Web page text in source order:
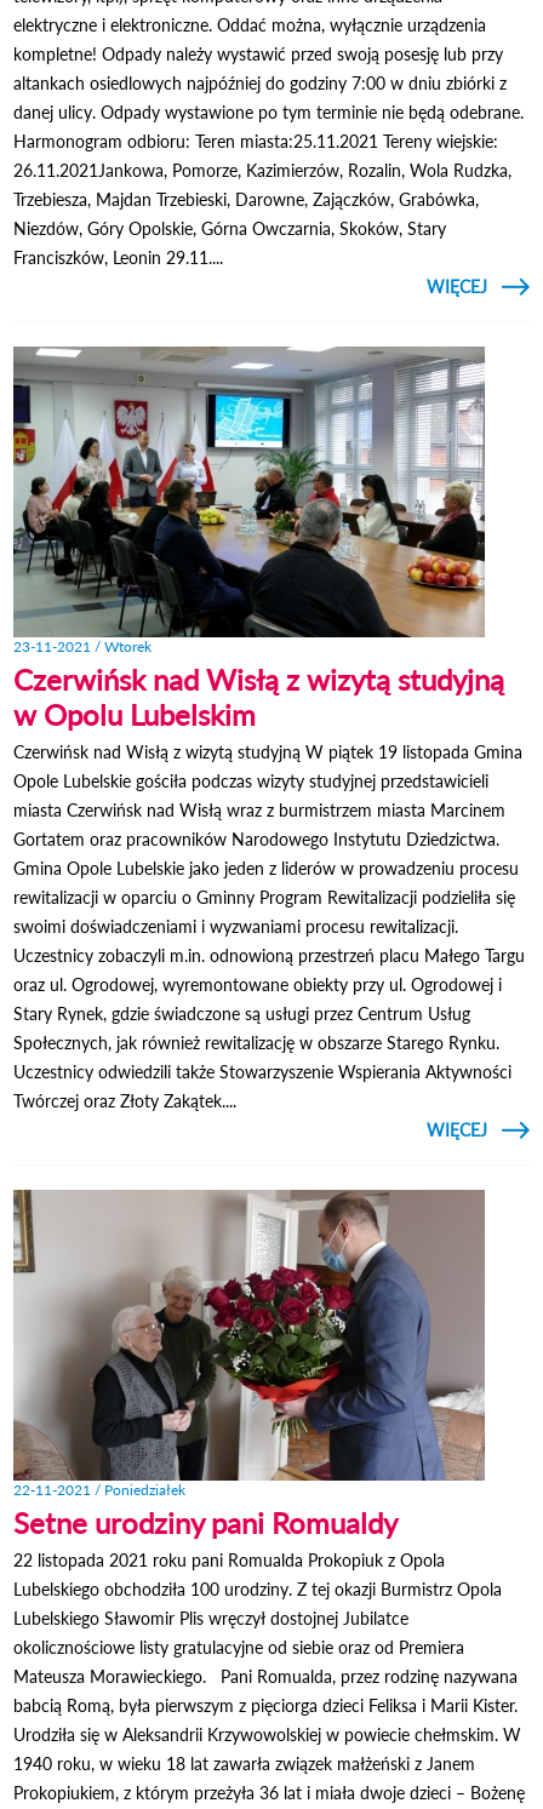
elektryczne i elektroniczne. Oddać można, wyłącznie urządzenia
kompletne! Odpady należy wystawić przed swoją posesję lub przy
altankach osiedlowych najpóźniej do godziny 7:00 w dniu zbiórki z
danej ulicy. Odpady wystawione po tym terminie nie będą odebrane.
Harmonogram odbioru: Teren miasta:25.11.2021 Tereny wiejskie:
26.11.2021Jankowa, Pomorze, Kazimierzów, Rozalin, Wola Rudzka,
Trzebiesza, Majdan Trzebieski, Darowne, Zajączków, Grabówka,
Niezdów, Góry Opolskie, Górna Owczarnia, Skoków, Stary
Franciszków, Leonin 29.11....
CZYTAJ
WIĘCEJ
23-11-2021 / Wtorek
Czerwińsk nad Wisłą z wizytą studyjną
w Opolu Lubelskim
Czerwińsk nad Wisłą z wizytą studyjną W piątek 19 listopada Gmina
Opole Lubelskie gościła podczas wizyty studyjnej przedstawicieli
miasta Czerwińsk nad Wisłą wraz z burmistrzem miasta Marcinem
Gortatem oraz pracowników Narodowego Instytutu Dziedzictwa.
Gmina Opole Lubelskie jako jeden z liderów w prowadzeniu procesu
rewitalizacji w oparciu o Gminny Program Rewitalizacji podzieliła się
swoimi doświadczeniami i wyzwaniami procesu rewitalizacji.
Uczestnicy zobaczyli m.in. odnowioną przestrzeń placu Małego Targu
oraz ul. Ogrodowej, wyremontowane obiekty przy ul. Ogrodowej i
Stary Rynek, gdzie świadczone są usługi przez Centrum Usług
Społecznych, jak również rewitalizację w obszarze Starego Rynku.
Uczestnicy odwiedzili także Stowarzyszenie Wspierania Aktywności
Twórczej oraz Złoty Zakątek....
CZYTAJ
WIĘCEJ
22-11-2021 / Poniedziałek
Setne urodziny pani Romualdy
22 listopada 2021 roku pani Romualda Prokopiuk z Opola
Lubelskiego obchodziła 100 urodziny. Z tej okazji Burmistrz Opola
Lubelskiego Sławomir Plis wręczył dostojnej Jubilatce
okolicznościowe listy gratulacyjne od siebie oraz od Premiera
Mateusza Morawieckiego. Pani Romualda, przez rodzinę nazywana
babcią Romą, była pierwszym z pięciorga dzieci Feliksa i Marii Kister.
Urodziła się w Aleksandrii Krzywowolskiej w powiecie chełmskim. W
1940 roku, w wieku 18 lat zawarła związek małżeński z Janem
Prokopiukiem, z którym przeżyła 36 lat i miała dwoje dzieci – Bożenę